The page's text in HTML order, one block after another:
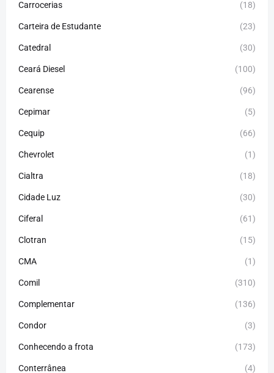
Carrocerias (18)
Carteira de Estudante (23)
Catedral (30)
Ceará Diesel (100)
Cearense (96)
Cepimar (5)
Cequip (66)
Chevrolet (1)
Cialtra (18)
Cidade Luz (30)
Ciferal (61)
Clotran (15)
CMA (1)
Comil (310)
Complementar (136)
Condor (3)
Conhecendo a frota (173)
Conterrânea (4)